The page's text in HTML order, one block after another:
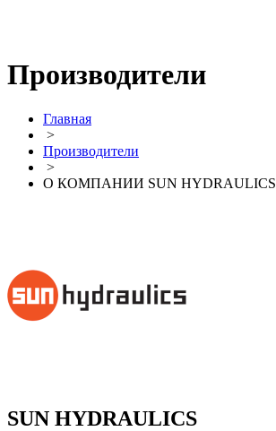
Производители
Главная
>
Производители
>
О КОМПАНИИ SUN HYDRAULICS
SUN HYDRAULICS